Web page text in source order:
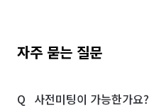
자주 묻는 질문
사전미팅이 가능한가요?